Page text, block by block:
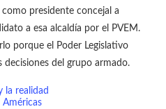
presidente concejal a
a esa alcaldía por el PVEM.
porque el Poder Legislativo
decisiones del grupo armado.
la realidad
Américas